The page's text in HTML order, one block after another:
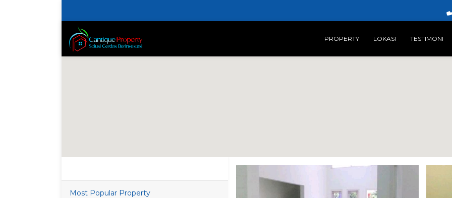
PROPERTY LOKASI TESTIMONI
Most Popular Property